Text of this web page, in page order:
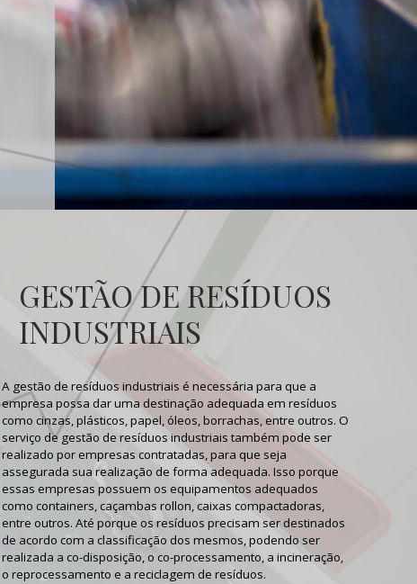
GESTÃO DE RESÍDUOS
INDUSTRIAIS
A gestão de resíduos industriais é necessária para que a
empresa possa dar uma destinação adequada em resíduos
como cinzas, plásticos, papel, óleos, borrachas, entre outros. O
serviço degestão de resíduos industriais também pode ser
realizado por empresas contratadas, para que seja
assegurada sua realização de forma adequada. Isso porque
essas empresas possuem os equipamentos adequados
como containers, caçambas rollon, caixas compactadoras,
entre outros. Até porque os resíduos precisam ser destinados
de acordo com a classificação dos mesmos, podendo ser
realizada a co-disposição, o co-processamento, a incineração,
o reprocessamento e a reciclagem de resíduos.